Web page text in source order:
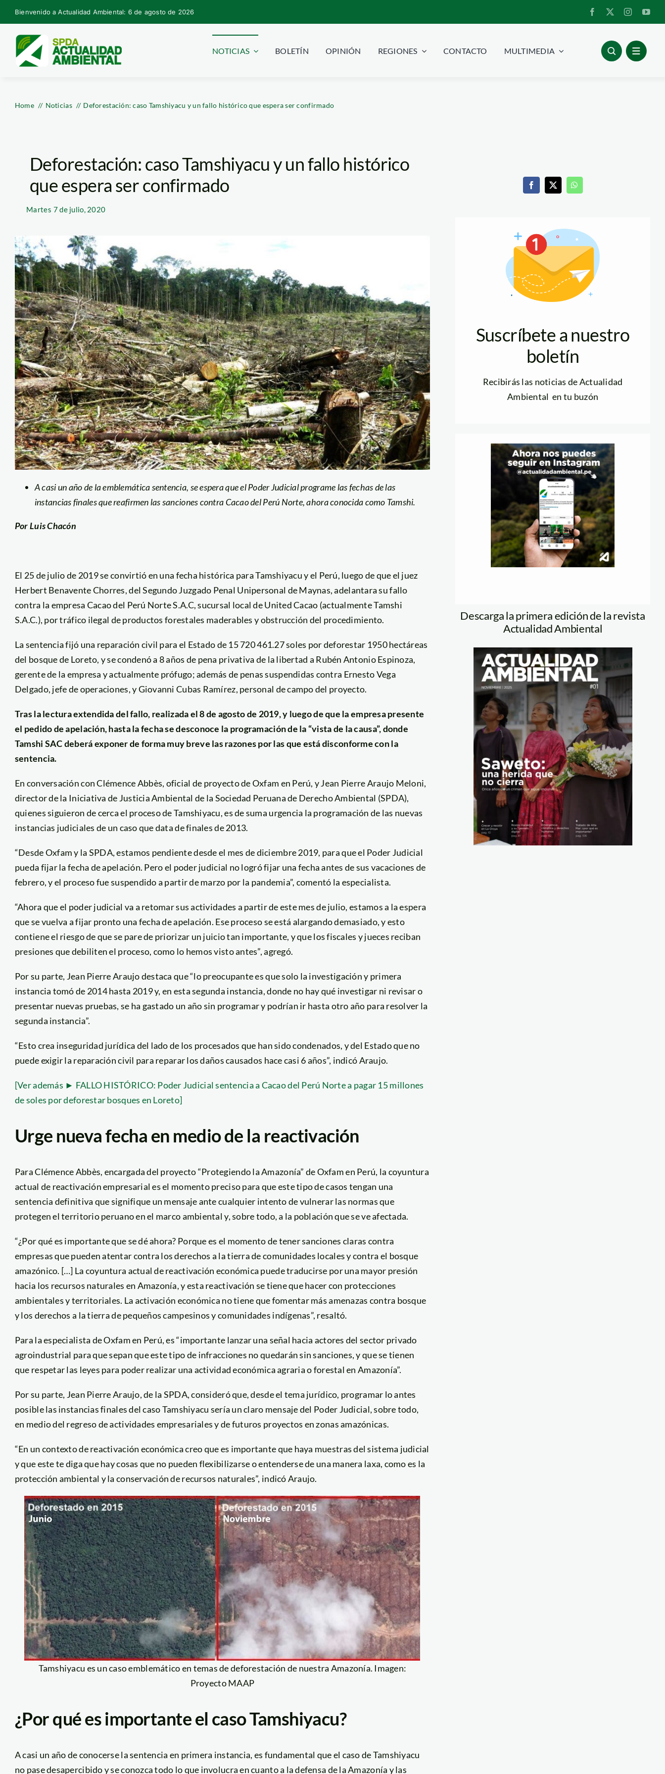
Skip
to
content
Bienvenido a Actualidad Ambiental: 6 de agosto de 2026
NOTICIAS BOLETÍN OPINIÓN REGIONES CONTACTO MULTIMEDIA
Home Noticias Deforestación: caso Tamshiyacu y un fallo histórico que espera ser confirmado
Deforestación: caso Tamshiyacu y un fallo histórico
que espera ser confirmado
Martes 7 de julio, 2020
A casi un año de la emblemática sentencia, se espera que el Poder Judicial programe las fechas de las
instancias finales que reafirmen las sanciones contra Cacao del Perú Norte, ahora conocida como Tamshi.
Por Luis Chacón
El 25 de julio de 2019 se convirtió en una fecha histórica para Tamshiyacu y el Perú, luego de que el juez
Herbert Benavente Chorres, del Segundo Juzgado Penal Unipersonal de Maynas, adelantara su fallo
contra la empresa Cacao del Perú Norte S.A.C, sucursal local de United Cacao (actualmente Tamshi
S.A.C.), por tráfico ilegal de productos forestales maderables y obstrucción del procedimiento.
La sentencia fijó una reparación civil para el Estado de 15 720 461.27 soles por deforestar 1950 hectáreas
del bosque de Loreto, y se condenó a 8 años de pena privativa de la libertad a Rubén Antonio Espinoza,
gerente de la empresa y actualmente prófugo; además de penas suspendidas contra Ernesto Vega
Delgado, jefe de operaciones, y Giovanni Cubas Ramírez, personal de campo del proyecto.
Tras la lectura extendida del fallo, realizada el 8 de agosto de 2019, y luego de que la empresa presente
el pedido de apelación, hasta la fecha se desconoce la programación de la “vista de la causa”, donde
Tamshi SAC deberá exponer de forma muy breve las razones por las que está disconforme con la
sentencia.
En conversación con Clémence Abbès, oficial de proyecto de Oxfam en Perú, y Jean Pierre Araujo Meloni,
director de la Iniciativa de Justicia Ambiental de la Sociedad Peruana de Derecho Ambiental (SPDA),
quienes siguieron de cerca el proceso de Tamshiyacu, es de suma urgencia la programación de las nuevas
instancias judiciales de un caso que data de finales de 2013.
“Desde Oxfam y la SPDA, estamos pendiente desde el mes de diciembre 2019, para que el Poder Judicial
pueda fijar la fecha de apelación. Pero el poder judicial no logró fijar una fecha antes de sus vacaciones de
febrero, y el proceso fue suspendido a partir de marzo por la pandemia”, comentó la especialista.
“Ahora que el poder judicial va a retomar sus actividades a partir de este mes de julio, estamos a la espera
que se vuelva a fijar pronto una fecha de apelación. Ese proceso se está alargando demasiado, y esto
contiene el riesgo de que se pare de priorizar un juicio tan importante, y que los fiscales y jueces reciban
presiones que debiliten el proceso, como lo hemos visto antes”, agregó.
Por su parte, Jean Pierre Araujo destaca que “lo preocupante es que solo la investigación y primera
instancia tomó de 2014 hasta 2019 y, en esta segunda instancia, donde no hay qué investigar ni revisar o
presentar nuevas pruebas, se ha gastado un año sin programar y podrían ir hasta otro año para resolver la
segunda instancia”.
“Esto crea inseguridad jurídica del lado de los procesados que han sido condenados, y del Estado que no
puede exigir la reparación civil para reparar los daños causados hace casi 6 años”, indicó Araujo.
[Ver además ► FALLO HISTÓRICO: Poder Judicial sentencia a Cacao del Perú Norte a pagar 15 millones
de soles por deforestar bosques en Loreto]
Urge nueva fecha en medio de la reactivación
Para Clémence Abbès, encargada del proyecto “Protegiendo la Amazonía” de Oxfam en Perú, la coyuntura
actual de reactivación empresarial es el momento preciso para que este tipo de casos tengan una
sentencia definitiva que signifique un mensaje ante cualquier intento de vulnerar las normas que
protegen el territorio peruano en el marco ambiental y, sobre todo, a la población que se ve afectada.
“¿Por qué es importante que se dé ahora? Porque es el momento de tener sanciones claras contra
empresas que pueden atentar contra los derechos a la tierra de comunidades locales y contra el bosque
amazónico. […] La coyuntura actual de reactivación económica puede traducirse por una mayor presión
hacia los recursos naturales en Amazonía, y esta reactivación se tiene que hacer con protecciones
ambientales y territoriales. La activación económica no tiene que fomentar más amenazas contra bosque
y los derechos a la tierra de pequeños campesinos y comunidades indígenas”, resaltó.
Para la especialista de Oxfam en Perú, es “importante lanzar una señal hacia actores del sector privado
agroindustrial para que sepan que este tipo de infracciones no quedarán sin sanciones, y que se tienen
que respetar las leyes para poder realizar una actividad económica agraria o forestal en Amazonía”.
Por su parte, Jean Pierre Araujo, de la SPDA, consideró que, desde el tema jurídico, programar lo antes
posible las instancias finales del caso Tamshiyacu sería un claro mensaje del Poder Judicial, sobre todo,
en medio del regreso de actividades empresariales y de futuros proyectos en zonas amazónicas.
“En un contexto de reactivación económica creo que es importante que haya muestras del sistema judicial
y que este te diga que hay cosas que no pueden flexibilizarse o entenderse de una manera laxa, como es la
protección ambiental y la conservación de recursos naturales”, indicó Araujo.
Tamshiyacu es un caso emblemático en temas de deforestación de nuestra Amazonía. Imagen:
Proyecto MAAP
¿Por qué es importante el caso Tamshiyacu?
A casi un año de conocerse la sentencia en primera instancia, es fundamental que el caso de Tamshiyacu
no pase desapercibido y se conozca todo lo que involucra en cuanto a la defensa de la Amazonía y las
Suscríbete a nuestro
boletín
Recibirás las noticias de Actualidad
Ambiental en tu buzón
Descarga la primera edición de la revista
Actualidad Ambiental